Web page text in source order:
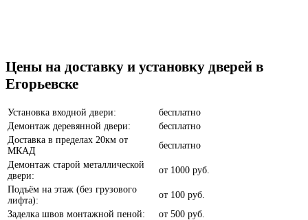
Бетон темный
Цены на доставку и установку дверей в
Егорьевске
Установка входной двери:
бесплатно
Демонтаж деревянной двери:
бесплатно
Доставка в пределах 20км от
МКАД
бесплатно
Демонтаж старой металлической
двери:
от 1000 руб.
Подъём на этаж (без грузового
лифта):
от 100 руб.
Заделка швов монтажной пеной:
от 500 руб.